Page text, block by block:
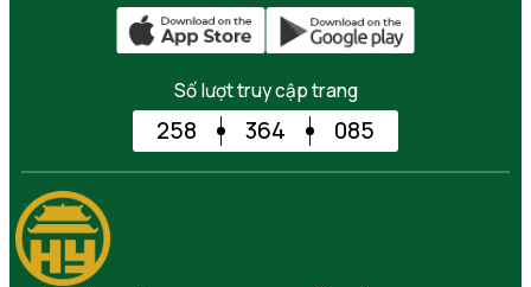
Số lượt truy cập trang
258 364 085